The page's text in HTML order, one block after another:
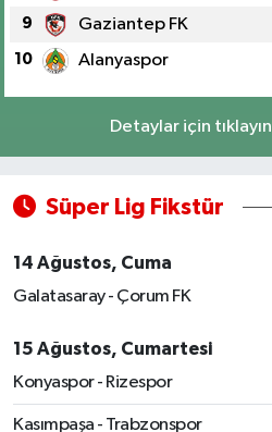
9 Gaziantep FK
10 Alanyaspor
Detaylar için tıklayın
Süper Lig Fikstür
14 Ağustos, Cuma
Galatasaray - Çorum FK
15 Ağustos, Cumartesi
Konyaspor - Rizespor
Kasımpaşa - Trabzonspor